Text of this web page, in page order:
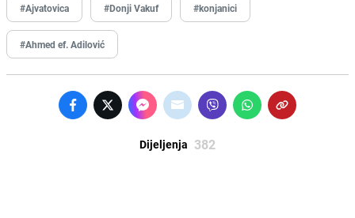
#Ajvatovica #Donji Vakuf #konjanici
#Ahmed ef. Adilović
Dijeljenja 382